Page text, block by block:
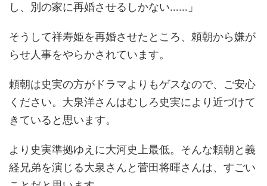
し、別の家に再婚させるしかない……」
そうして祥寿姫を再婚させたところ、頼朝から嫌が
らせ人事をやらかされています。
頼朝は史実の方がドラマよりもゲスなので、ご安心
ください。大泉洋さんはむしろ史実により近づけて
きていると思います。
より史実準拠ゆえに大河史上最低。そんな頼朝と義
経兄弟を演じる大泉さんと菅田将暉さんは、すごい